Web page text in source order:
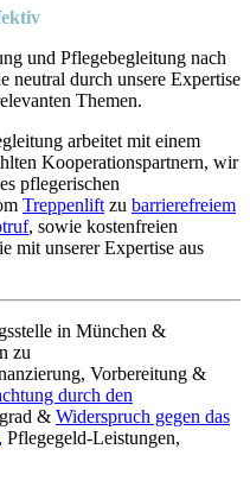
und Pflegebegleitung nach
neutral durch unsere Expertise
Themen.
arbeitet mit einem
Kooperationspartnern, wir
pflegerischen
Treppenlift zu barrierefreiem
, sowie kostenfreien
mit unserer Expertise aus
in München &
zu
Vorbereitung &
durch den
& Widerspruch gegen das
, Pflegegeld-Leistungen,